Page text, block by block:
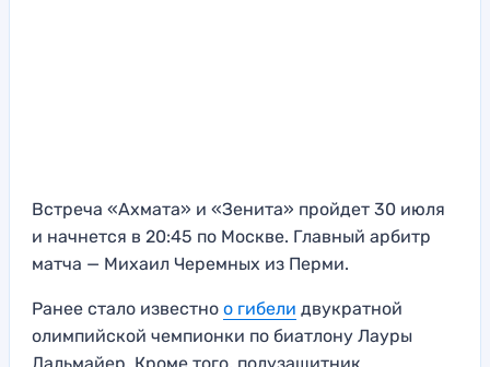
Встреча «Ахмата» и «Зенита» пройдет 30 июля
и начнется в 20:45 по Москве. Главный арбитр
матча — Михаил Черемных из Перми.
Ранее стало известно о гибели двукратной
олимпийской чемпионки по биатлону Лауры